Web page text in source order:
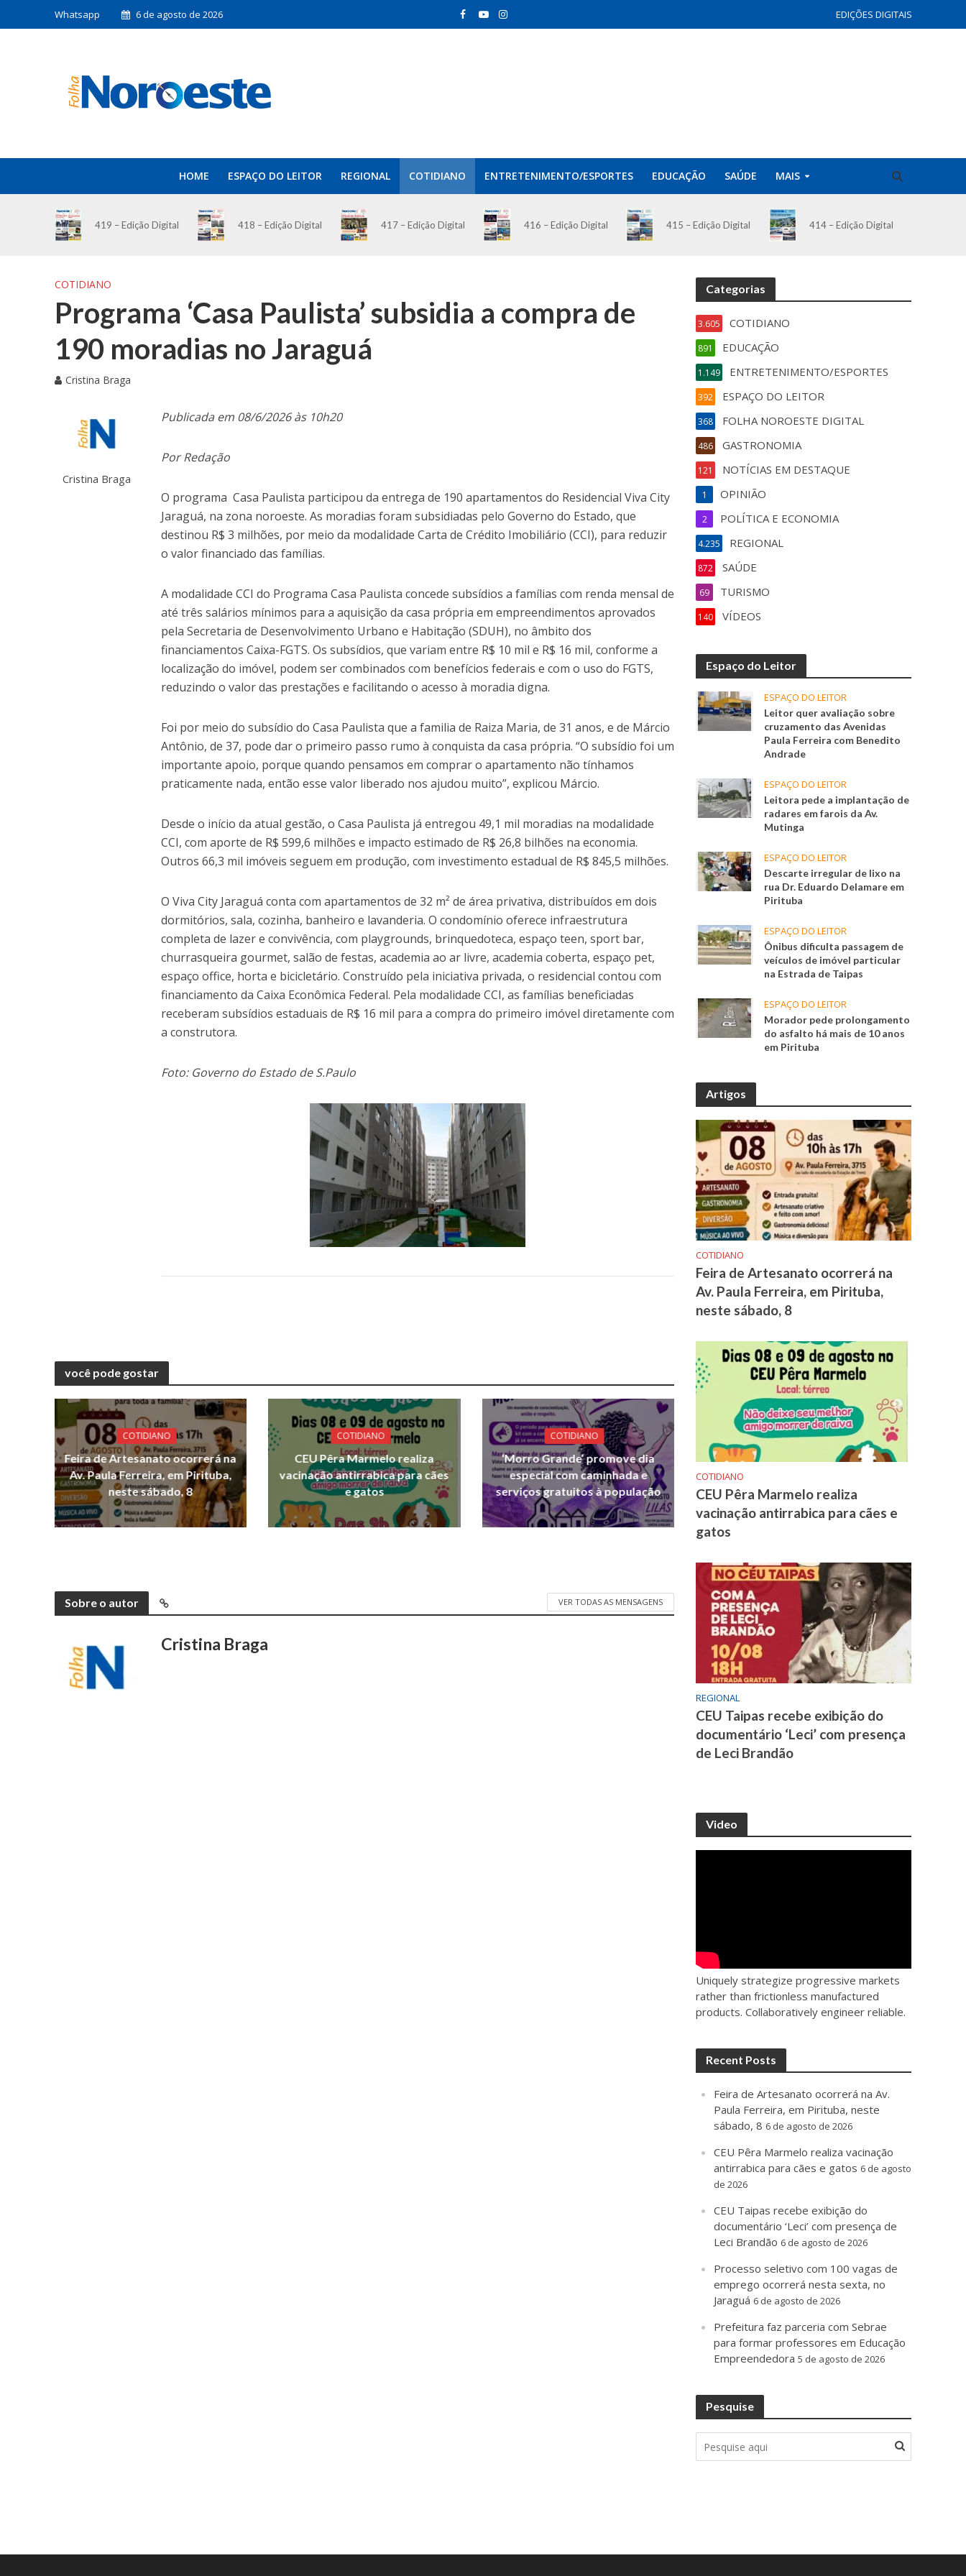
Whatsapp 6 de agosto de 2026 EDIÇÕES DIGITAIS
HOME ESPAÇO DO LEITOR REGIONAL COTIDIANO ENTRETENIMENTO/ESPORTES EDUCAÇÃO SAÚDE MAIS
419 – Edição Digital 418 – Edição Digital 417 – Edição Digital 416 – Edição Digital 415 – Edição Digital 414 – Edição Digital
COTIDIANO
Programa ‘Casa Paulista’ subsidia a compra de
190 moradias no Jaraguá
Cristina Braga
Cristina Braga
Publicada em 08/6/2026 às 10h20
Por Redação
O programa Casa Paulista participou da entrega de 190 apartamentos do Residencial Viva City
Jaraguá, na zona noroeste. As moradias foram subsidiadas pelo Governo do Estado, que
destinou R$ 3 milhões, por meio da modalidade Carta de Crédito Imobiliário (CCI), para reduzir
o valor financiado das famílias.
A modalidade CCI do Programa Casa Paulista concede subsídios a famílias com renda mensal de
até três salários mínimos para a aquisição da casa própria em empreendimentos aprovados
pela Secretaria de Desenvolvimento Urbano e Habitação (SDUH), no âmbito dos
financiamentos Caixa-FGTS. Os subsídios, que variam entre R$ 10 mil e R$ 16 mil, conforme a
localização do imóvel, podem ser combinados com benefícios federais e com o uso do FGTS,
reduzindo o valor das prestações e facilitando o acesso à moradia digna.
Foi por meio do subsídio do Casa Paulista que a familia de Raiza Maria, de 31 anos, e de Márcio
Antônio, de 37, pode dar o primeiro passo rumo à conquista da casa própria. “O subsídio foi um
importante apoio, porque quando pensamos em comprar o apartamento não tínhamos
praticamente nada, então esse valor liberado nos ajudou muito”, explicou Márcio.
Desde o início da atual gestão, o Casa Paulista já entregou 49,1 mil moradias na modalidade
CCI, com aporte de R$ 599,6 milhões e impacto estimado de R$ 26,8 bilhões na economia.
Outros 66,3 mil imóveis seguem em produção, com investimento estadual de R$ 845,5 milhões.
O Viva City Jaraguá conta com apartamentos de 32 m² de área privativa, distribuídos em dois
dormitórios, sala, cozinha, banheiro e lavanderia. O condomínio oferece infraestrutura
completa de lazer e convivência, com playgrounds, brinquedoteca, espaço teen, sport bar,
churrasqueira gourmet, salão de festas, academia ao ar livre, academia coberta, espaço pet,
espaço office, horta e bicicletário. Construído pela iniciativa privada, o residencial contou com
financiamento da Caixa Econômica Federal. Pela modalidade CCI, as famílias beneficiadas
receberam subsídios estaduais de R$ 16 mil para a compra do primeiro imóvel diretamente com
a construtora.
Foto: Governo do Estado de S.Paulo
você pode gostar
COTIDIANO
Feira de Artesanato ocorrerá na
Av. Paula Ferreira, em Pirituba,
neste sábado, 8
COTIDIANO
CEU Pêra Marmelo realiza
vacinação antirrabica para cães
e gatos
COTIDIANO
‘Morro Grande’ promove dia
especial com caminhada e
serviços gratuitos à população
Sobre o autor VER TODAS AS MENSAGENS
Cristina Braga
Categorias
COTIDIANO
3.605
EDUCAÇÃO
891
ENTRETENIMENTO/ESPORTES
1.149
ESPAÇO DO LEITOR
392
FOLHA NOROESTE DIGITAL
368
GASTRONOMIA
486
NOTÍCIAS EM DESTAQUE
121
OPINIÃO
1
POLÍTICA E ECONOMIA
2
REGIONAL
4.235
SAÚDE
872
TURISMO
69
VÍDEOS
140
Espaço do Leitor
ESPAÇO DO LEITOR
Leitor quer avaliação sobre
cruzamento das Avenidas
Paula Ferreira com Benedito
Andrade
ESPAÇO DO LEITOR
Leitora pede a implantação de
radares em farois da Av.
Mutinga
ESPAÇO DO LEITOR
Descarte irregular de lixo na
rua Dr. Eduardo Delamare em
Pirituba
ESPAÇO DO LEITOR
Ônibus dificulta passagem de
veículos de imóvel particular
na Estrada de Taipas
ESPAÇO DO LEITOR
Morador pede prolongamento
do asfalto há mais de 10 anos
em Pirituba
Artigos
COTIDIANO
Feira de Artesanato ocorrerá na
Av. Paula Ferreira, em Pirituba,
neste sábado, 8
COTIDIANO
CEU Pêra Marmelo realiza
vacinação antirrabica para cães e
gatos
REGIONAL
CEU Taipas recebe exibição do
documentário ‘Leci’ com presença
de Leci Brandão
Video
Uniquely strategize progressive markets
rather than frictionless manufactured
products. Collaboratively engineer reliable.
Recent Posts
Feira de Artesanato ocorrerá na Av.
Paula Ferreira, em Pirituba, neste
sábado, 8 6 de agosto de 2026
CEU Pêra Marmelo realiza vacinação
antirrabica para cães e gatos 6 de agosto
de 2026
CEU Taipas recebe exibição do
documentário ‘Leci’ com presença de
Leci Brandão 6 de agosto de 2026
Processo seletivo com 100 vagas de
emprego ocorrerá nesta sexta, no
Jaraguá 6 de agosto de 2026
Prefeitura faz parceria com Sebrae
para formar professores em Educação
Empreendedora 5 de agosto de 2026
Pesquise